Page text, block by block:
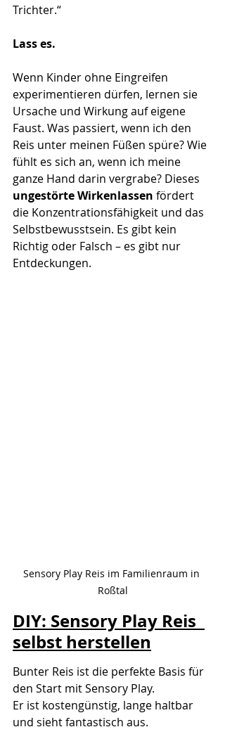
Trichter.“
Lass es.
Wenn Kinder ohne Eingreifen
experimentieren dürfen, lernen sie
Ursache und Wirkung auf eigene
Faust. Was passiert, wenn ich den
Reis unter meinen Füßen spüre? Wie
fühlt es sich an, wenn ich meine
ganze Hand darin vergrabe? Dieses
ungestörte Wirkenlassen fördert
die Konzentrationsfähigkeit und das
Selbstbewusstsein. Es gibt kein
Richtig oder Falsch – es gibt nur
Entdeckungen.
Sensory Play Reis im Familienraum in
Roßtal
DIY: Sensory Play Reis
selbst herstellen
Bunter Reis ist die perfekte Basis für
den Start mit Sensory Play.
Er ist kostengünstig, lange haltbar
und sieht fantastisch aus.